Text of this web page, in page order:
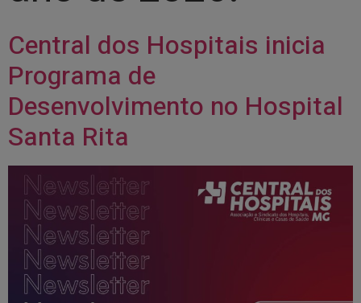
Central dos Hospitais inicia
Programa de
Desenvolvimento no Hospital
Santa Rita